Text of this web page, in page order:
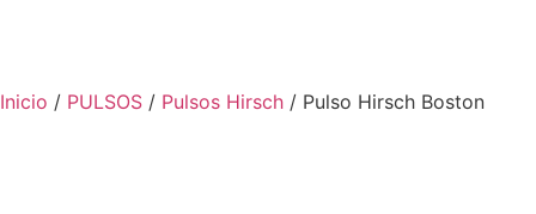
Inicio / PULSOS / Pulsos Hirsch / Pulso Hirsch Boston